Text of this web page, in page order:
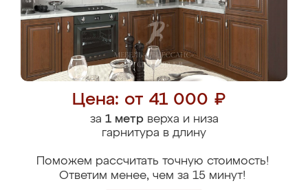
Цена: от 41 000 ₽
за 1 метрверха и низа
гарнитура в длину
Поможем рассчитать точную стоимость!
Ответим менее, чем за 15 минут!